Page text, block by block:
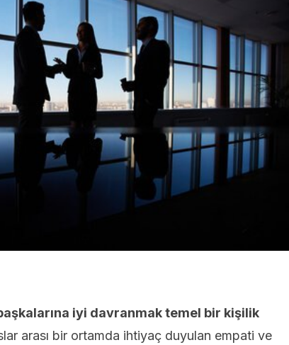
iyi davranmak temel bir kişilik
arası bir ortamda ihtiyaç duyulan empati ve